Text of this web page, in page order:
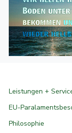
Leistungen +
EU-
Philosophie